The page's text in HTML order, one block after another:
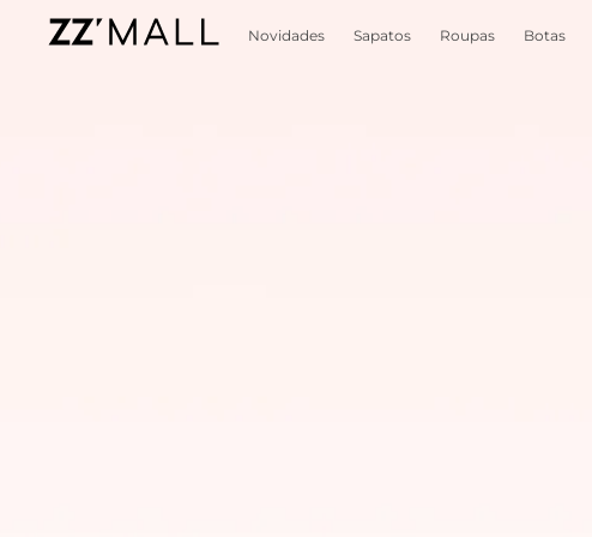
Novidades Sapatos Roupas Botas